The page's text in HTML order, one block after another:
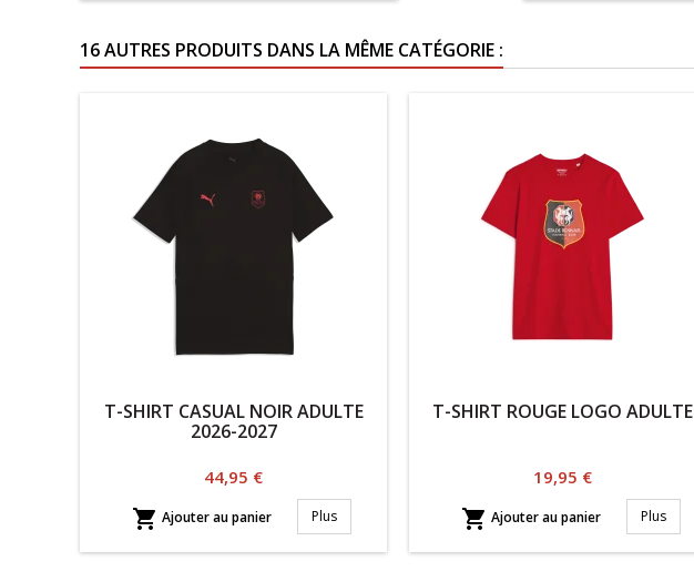
16 AUTRES PRODUITS DANS LA MÊME CATÉGORIE :
T-SHIRT CASUAL NOIR ADULTE
2026-2027
Prix
44,95 €
 Ajouter au panier Plus
T-SHIRT ROUGE LOGO ADULTE
Prix
19,95 €
 Ajouter au panier Plus